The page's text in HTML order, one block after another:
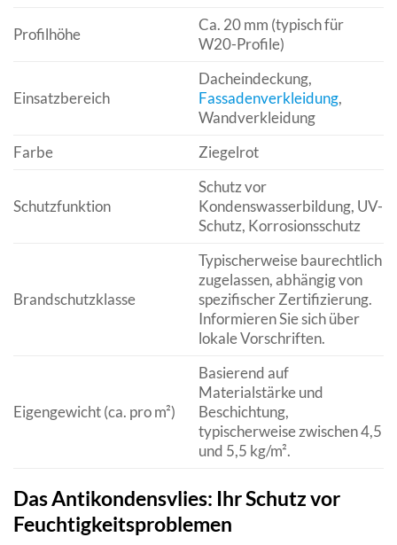
Profilhöhe
Ca. 20 mm (typisch für
W20-Profile)
Einsatzbereich
Dacheindeckung,
Fassadenverkleidung,
Wandverkleidung
Farbe
Ziegelrot
Schutzfunktion
Schutz vor
Kondenswasserbildung, UV-
Schutz, Korrosionsschutz
Brandschutzklasse
Typischerweise baurechtlich
zugelassen, abhängig von
spezifischer Zertifizierung.
Informieren Sie sich über
lokale Vorschriften.
Eigengewicht (ca. pro m²)
Basierend auf
Materialstärke und
Beschichtung,
typischerweise zwischen 4,5
und 5,5 kg/m².
Das Antikondensvlies: Ihr Schutz vor
Feuchtigkeitsproblemen